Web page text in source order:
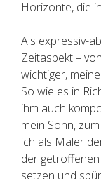
Horizonte, die
Als expressiv-
Zeitaspekt –
wichtiger,
So wie es in
ihm auch
mein Sohn,
ich als Maler
der
setzen und